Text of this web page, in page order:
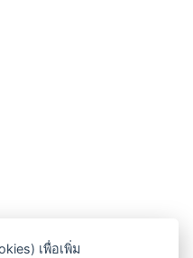
เพื่อเพิ่ม